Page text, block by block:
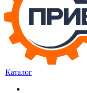
Каталог